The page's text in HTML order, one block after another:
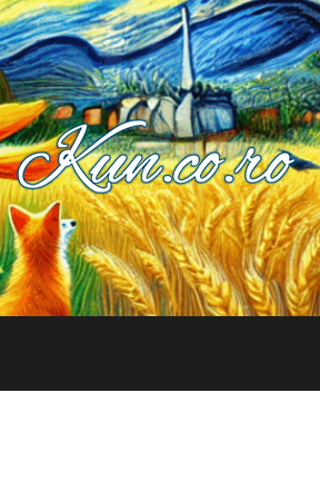
Kuncoro++